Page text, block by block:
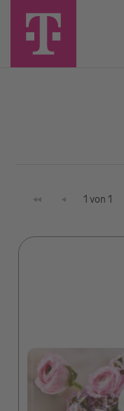
1 von 1